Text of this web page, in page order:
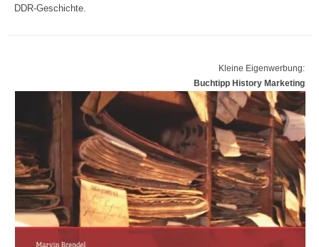
DDR-Geschichte.
Kleine Eigenwerbung:
Buchtipp History Marketing